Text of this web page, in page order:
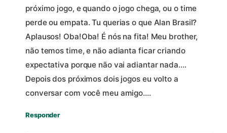
próximo jogo, e quando o jogo chega, ou o time
perde ou empata. Tu querias o que Alan Brasil?
Aplausos! Oba!Oba! É nós na fita! Meu brother,
não temos time, e não adianta ficar criando
expectativa porque não vai adiantar nada….
Depois dos próximos dois jogos eu volto a
conversar com você meu amigo….
Responder